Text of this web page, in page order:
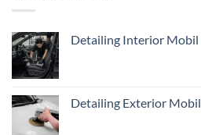
Pentingnya
dari
Detailing Interior Mobil
Detailing Exterior Mobil